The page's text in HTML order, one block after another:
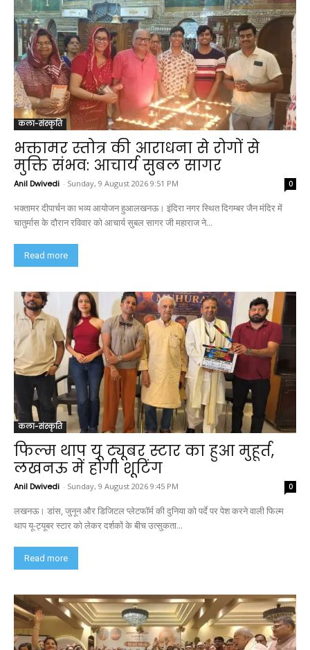
कला-संस्कृति
भक्तामर स्तोत्र की आराधना से रोगों से
मुक्ति संभव: आचार्य सुबल सागर
Anil Dwivedi - Sunday, 9 August 2026 9:51 PM 0
भक्तामर दीपार्चन का भव्य आयोजन हुआलखनऊ। इंदिरा नगर स्थित दिगम्बर जैन मंदिर में
चातुर्मास के दौरान रविवार को आचार्य सुबल सागर जी महाराज ने...
Read more
कला-संस्कृति
फिल्म थाप यू ट्यूबर स्टार का हुआ मुहूर्त,
लखनऊ में होगी शूटिंग
Anil Dwivedi - Sunday, 9 August 2026 9:45 PM 0
लखनऊ। डांस, जुनून और डिजिटल प्लेटफॉर्म की दुनिया को पर्दे पर पेश करने वाली फिल्म
थाप यू-ट्यूबर स्टार को लेकर दर्शकों के बीच उत्सुकता...
Read more